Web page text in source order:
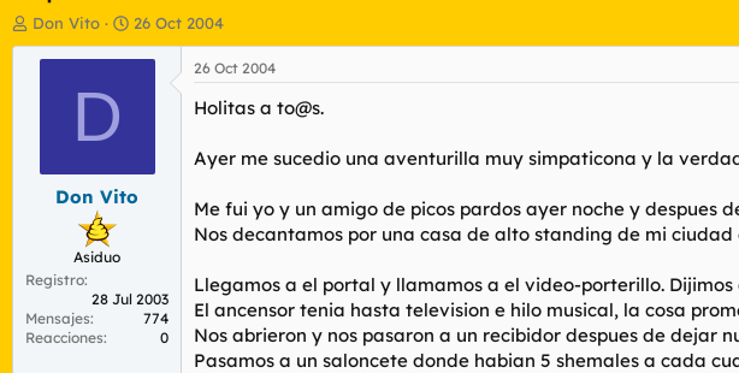
I
n
o
t
m
a
Don Vito
F
e
c
i
n
26 Oct 2004
D
Don Vito
Asiduo
Registro
28 Jul 2003
Mensajes
774
Reacciones
0
26 Oct 2004
Holitas a to@s.
Ayer me sucedio una aventurilla muy simpaticona y la
Me fui yo y un amigo de picos pardos ayer noche y despues
Nos decantamos por una casa de alto standing de mi
Llegamos a el portal y llamamos a el video-porterillo.
El ancensor tenia hasta television e hilo musical, la cosa
Nos abrieron y nos pasaron a un recibidor despues de dejar
Pasamos a un saloncete donde habian 5 shemales a cada